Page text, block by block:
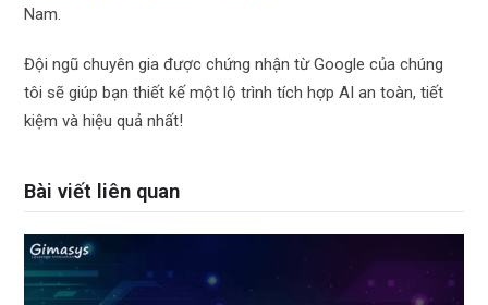
Nam.
Đội ngũ chuyên gia được chứng nhận từ Google của chúng
tôi sẽ giúp bạn thiết kế một lộ trình tích hợp AI an toàn, tiết
kiệm và hiệu quả nhất!
Bài viết liên quan